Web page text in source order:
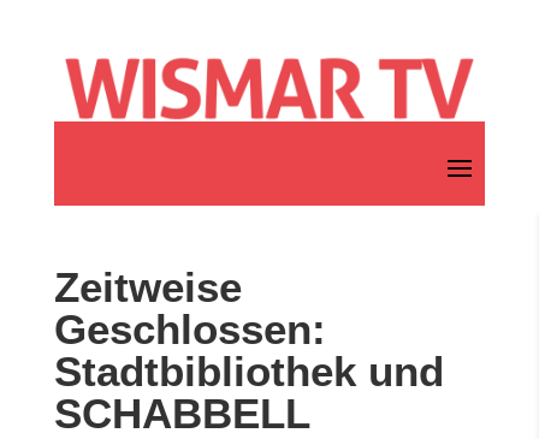
Zeitweise
Geschlossen:
Stadtbibliothek und
SCHABBELL